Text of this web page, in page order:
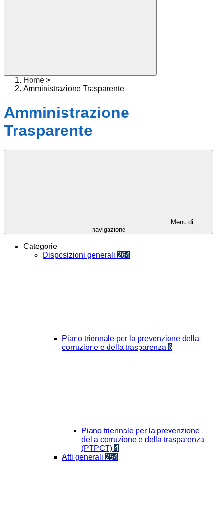
Home >
Amministrazione Trasparente
Amministrazione
Trasparente
Menu di
navigazione
Categorie
Disposizioni generali 264
Piano triennale per la prevenzione della
corruzione e della trasparenza 6
Piano triennale per la prevenzione
della corruzione e della trasparenza
(PTPCT) 4
Atti generali 254